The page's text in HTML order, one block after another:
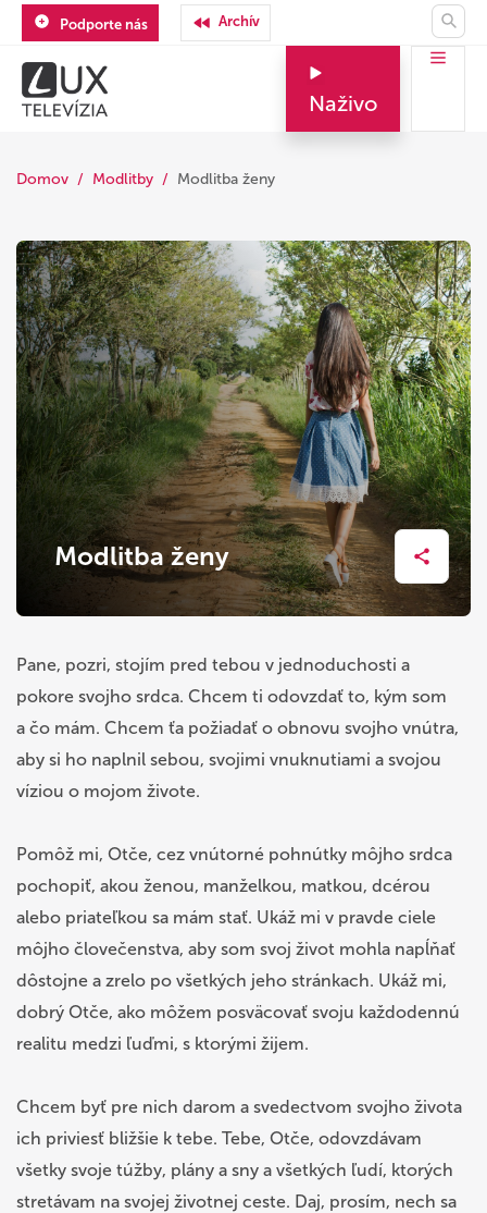
Podporte nás Archív
Naživo
Domov Modlitby Modlitba ženy
Modlitba ženy
Pane, pozri, stojím pred tebou v jednoduchosti a
pokore svojho srdca. Chcem ti odovzdať to, kým som
a čo mám. Chcem ťa požiadať o obnovu svojho vnútra,
aby si ho naplnil sebou, svojimi vnuknutiami a svojou
víziou o mojom živote.
Pomôž mi, Otče, cez vnútorné pohnútky môjho srdca
pochopiť, akou ženou, manželkou, matkou, dcérou
alebo priateľkou sa mám stať. Ukáž mi v pravde ciele
môjho človečenstva, aby som svoj život mohla napĺňať
dôstojne a zrelo po všetkých jeho stránkach. Ukáž mi,
dobrý Otče, ako môžem posväcovať svoju každodennú
realitu medzi ľuďmi, s ktorými žijem.
Chcem byť pre nich darom a svedectvom svojho života
ich priviesť bližšie k tebe. Tebe, Otče, odovzdávam
všetky svoje túžby, plány a sny a všetkých ľudí, ktorých
stretávam na svojej životnej ceste. Daj, prosím, nech sa